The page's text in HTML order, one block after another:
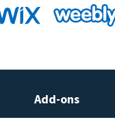
Add-ons